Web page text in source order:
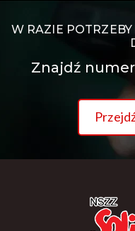
W RAZIE
Znajdź